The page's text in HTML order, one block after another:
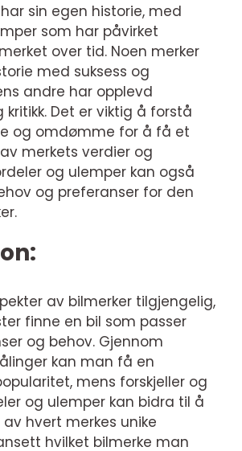
sin egen historie, med
som har påvirket
over tid. Noen merker
med suksess og
andre har opplevd
Det er viktig å forstå
og omdømme for å få et
merkets verdier og
og ulemper kan også
og preferanser for den
av bilmerker tilgjengelig,
finne en bil som passer
og behov. Gjennom
kan man få en
mens forskjeller og
og ulemper kan bidra til å
hvert merkes unike
hvilket bilmerke man